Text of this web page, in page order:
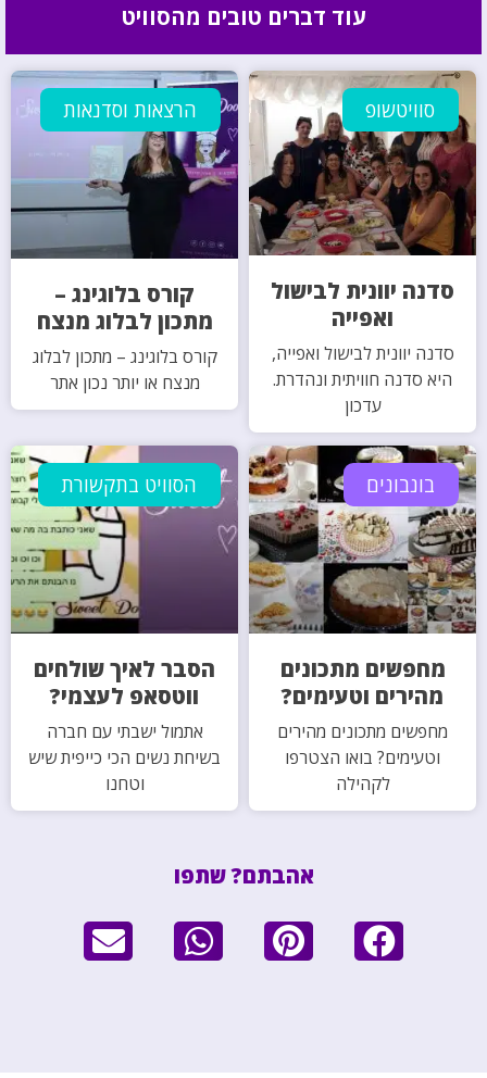
עוד דברים טובים מהסוויט
סוויטשופ
סדנה יוונית לבישול
ואפייה
סדנה יוונית לבישול ואפייה,
היא סדנה חוויתית ונהדרת.
עדכון
הרצאות וסדנאות
קורס בלוגינג –
מתכון לבלוג מנצח
קורס בלוגינג – מתכון לבלוג
מנצח או יותר נכון אתר
בונבונים
מחפשים מתכונים
מהירים וטעימים?
מחפשים מתכונים מהירים
וטעימים? בואו הצטרפו
לקהילה
הסוויט בתקשורת
הסבר לאיך שולחים
ווטסאפ לעצמי?
אתמול ישבתי עם חברה
בשיחת נשים הכי כייפית שיש
וטחנו
אהבתם? שתפו